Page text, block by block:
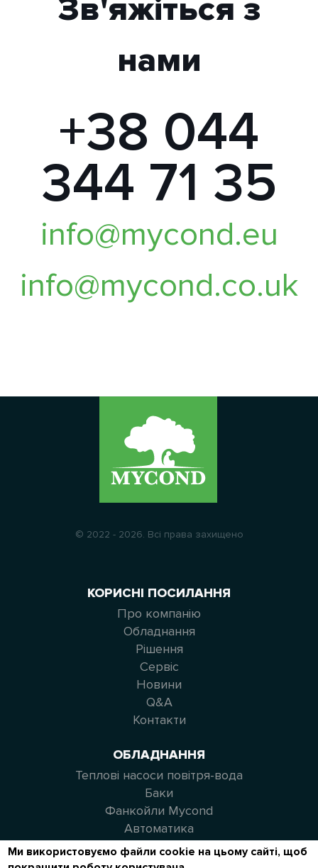
Зв'яжіться з
нами
+38 044
344 71 35
info@mycond.eu
info@mycond.co.uk
© 2022 - 2026. Всі права захищено
КОРИСНІ ПОСИЛАННЯ
Про компанію
Обладнання
Рішення
Сервіс
Новини
Q&A
Контакти
ОБЛАДНАННЯ
Теплові насоси повітря-вода
Баки
Фанкойли Mycond
Автоматика
ЗВ'ЯЖІТЬСЯ З НАМИ
Ми використовуємо файли cookie на цьому сайті, щоб